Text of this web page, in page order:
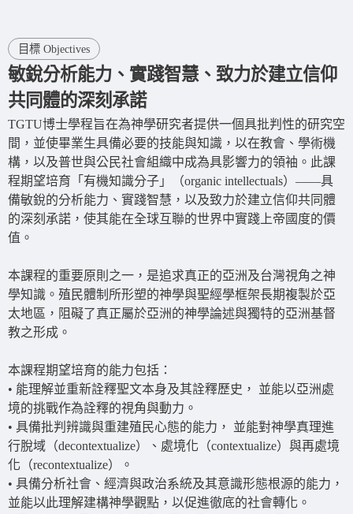
目標 Objectives
敏銳分析能力、實踐智慧、致力於建立信仰
共同體的深刻承諾
TGTU博士學程旨在為神學研究者提供一個具批判性的研究空
間，並使畢業生具備必要的技能與知識，以在教會、學術機
構，以及普世與公民社會組織中成為具影響力的領袖。此課
程期望培育「有機知識分子」（organic intellectuals）——具
備敏銳的分析能力、實踐智慧，以及致力於建立信仰共同體
的深刻承諾，使其能在全球互聯的世界中實踐上帝國度的價
值。
本課程的重要原則之一，是追求真正的亞洲及台灣視角之神
學知識。殖民體制所形塑的神學與聖經學框架長期複製於亞
太地區，阻礙了真正屬於亞洲的神學論述與獨特的亞洲基督
教之形成。
本課程期望培育的能力包括：
• 能理解並重新詮釋聖文本身及其詮釋歷史， 並能以亞洲處
境的挑戰作為詮釋的視角與動力。
• 具備批判辨識與重建殖民心態的能力， 並能對神學真理進
行脫域（decontextualize）、處境化（contextualize）與再處境
化（recontextualize）。
• 具備分析社會、經濟與政治系統及其意識形態根源的能力，
並能以此理解建構神學觀點，以促進徹底的社會轉化。